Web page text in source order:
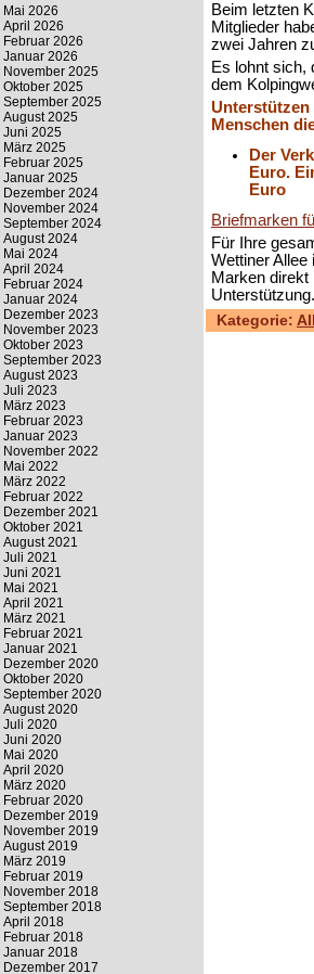
Mai 2026
April 2026
Februar 2026
Januar 2026
November 2025
Oktober 2025
September 2025
August 2025
Juni 2025
März 2025
Februar 2025
Januar 2025
Dezember 2024
November 2024
September 2024
August 2024
Mai 2024
April 2024
Februar 2024
Januar 2024
Dezember 2023
November 2023
Oktober 2023
September 2023
August 2023
Juli 2023
März 2023
Februar 2023
Januar 2023
November 2022
Mai 2022
März 2022
Februar 2022
Dezember 2021
Oktober 2021
August 2021
Juli 2021
Juni 2021
Mai 2021
April 2021
März 2021
Februar 2021
Januar 2021
Dezember 2020
Oktober 2020
September 2020
August 2020
Juli 2020
Juni 2020
Mai 2020
April 2020
März 2020
Februar 2020
Dezember 2019
November 2019
August 2019
März 2019
Februar 2019
November 2018
September 2018
April 2018
Februar 2018
Januar 2018
Dezember 2017
Beim letzten
Mitglieder
zwei Jahren
Es lohnt sich,
dem
Unterstützen
Menschen
Der
Euro.
Euro
Briefmarken
Für Ihre
Wettiner Allee
Marken direkt
Unterstützung.
Kategorie: